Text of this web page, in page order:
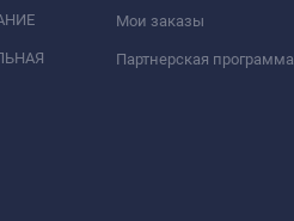
Мои заказы
Партнерская программа